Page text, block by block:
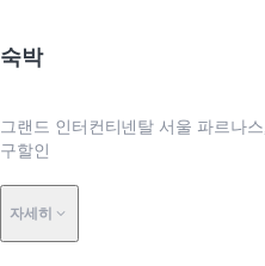
숙박
그랜드 인터컨티넨탈 서울 파르나
구할인
자세히